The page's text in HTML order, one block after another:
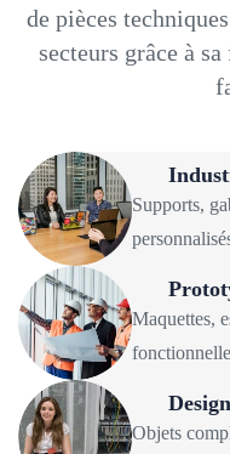
de pièces
secteurs grâce à
Supports,
Maquettes,
Objets